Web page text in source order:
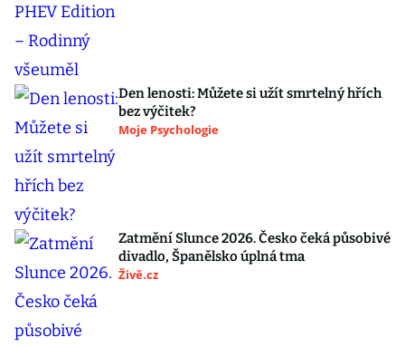
Den lenosti: Můžete si užít smrtelný hřích
bez výčitek?
Moje Psychologie
Zatmění Slunce 2026. Česko čeká působivé
divadlo, Španělsko úplná tma
Živě.cz